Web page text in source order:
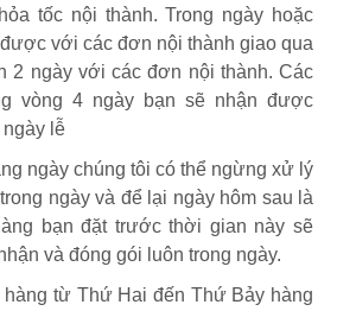
tốc nội thành. Trong ngày hoặc
với các đơn nội thành giao qua
2 ngày với các đơn nội thành. Các
vòng 4 ngày bạn sẽ nhận được
ngày lễ
ngày chúng tôi có thể ngừng xử lý
ngày và để lại ngày hôm sau là
bạn đặt trước thời gian này sẽ
và đóng gói luôn trong ngày.
từ Thứ Hai đến Thứ Bảy hàng